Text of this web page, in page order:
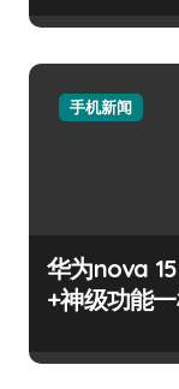
手机新闻
华为nova
+神级功能